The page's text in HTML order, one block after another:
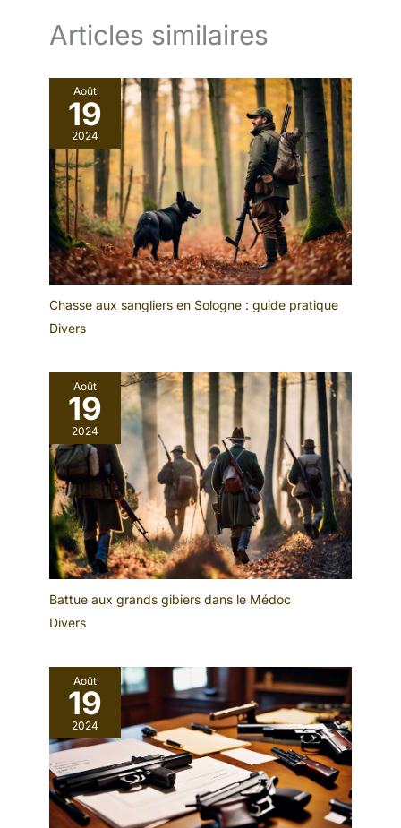
Articles similaires
Août
19
2024
Chasse aux sangliers en Sologne : guide pratique
Divers
Août
19
2024
Battue aux grands gibiers dans le Médoc
Divers
Août
19
2024